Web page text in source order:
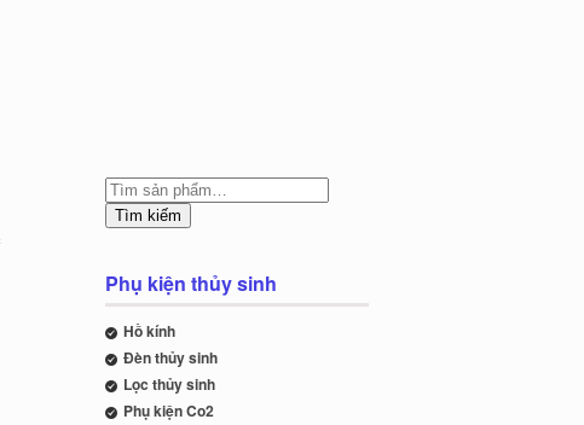
Tìm kiếm
Phụ kiện thủy sinh
Hồ kính
Đèn thủy sinh
Lọc thủy sinh
Phụ kiện Co2